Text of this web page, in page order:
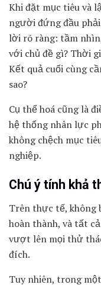
Khi đặt mục tiêu và
người đứng đầu
lời rõ ràng: tầm
với chủ đề gì? Thời
Kết quả cuối cùng
sao?
Cụ thể hoá cũng là
hệ thống nhân lực
không chệch mục
nghiệp.
Chú ý tính khả
Trên thực tế, không
hoàn thành, và tất
vượt lên mọi thử
đích.
Tuy nhiên, trong